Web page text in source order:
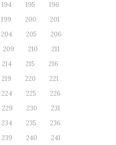
194 195
196
199 200
201
204 205
206
209 210
211
214 215
216
219 220
221
224 225
226
229 230
231
234 235
236
239 240
241